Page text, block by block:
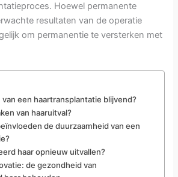
Hoewel permanente
resultaten van de operatie
om permanentie te versterken met
een haartransplantatie blijvend?
van haaruitval?
de duurzaamheid van een
haar opnieuw uitvallen?
de gezondheid van